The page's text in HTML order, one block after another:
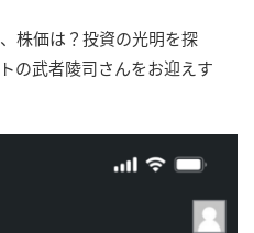
株価は？投資の光明を探
の武者陵司さんをお迎えす